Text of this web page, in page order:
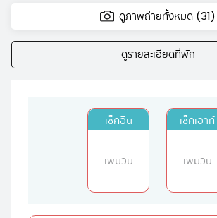
ดูภาพถ่ายทั้งหมด (31)
ดูรายละเอียดที่พัก
เช็คอิน
เพิ่มวัน
เช็คเอาท์
เพิ่มวัน